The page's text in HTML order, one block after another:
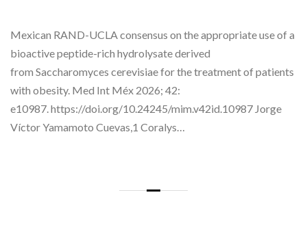
Mexican RAND-UCLA consensus on the appropriate use of a
bioactive peptide-rich hydrolysate derived
from Saccharomyces cerevisiae for the treatment of patients
with obesity. Med Int Méx 2026; 42:
e10987. https://doi.org/10.24245/mim.v42id.10987 Jorge
Víctor Yamamoto Cuevas,1 Coralys…